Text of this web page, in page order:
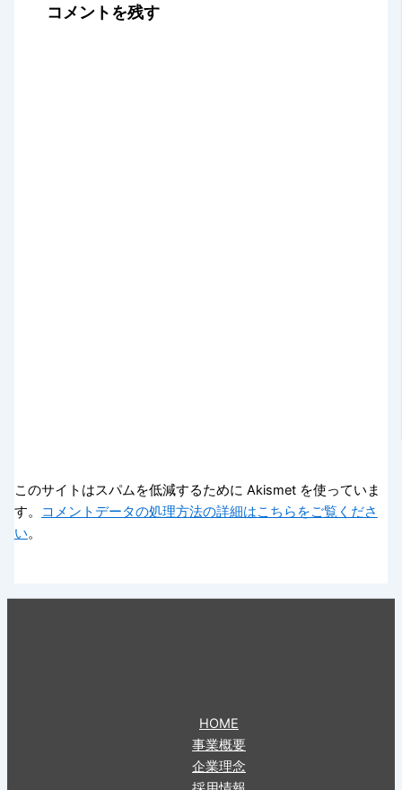
コメントを残す
このサイトはスパムを低減するために Akismet を使っていま
す。
コメントデータの処理方法の詳細はこちらをご覧くださ
い。
HOME
事業概要
企業理念